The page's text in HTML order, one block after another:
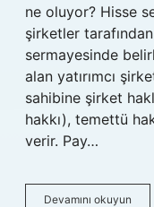
ne oluyor? Hisse
şirketler
sermayesinde
alan yatırımcı
sahibine şirket
hakkı), temettü
verir. Pay…
Devamını okuyun